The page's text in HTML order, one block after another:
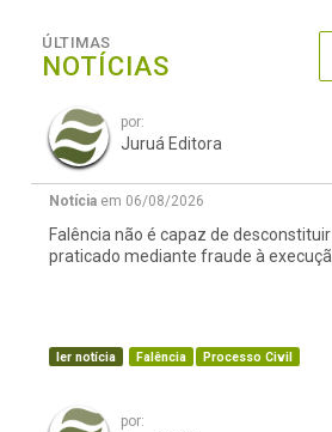
ÚLTIMAS
NOTÍCIAS
por:
Juruá Editora
Notícia em 06/08/2026
Falência não é capaz de
praticado mediante fraude à
ler notícia Falência Processo Civil
por: